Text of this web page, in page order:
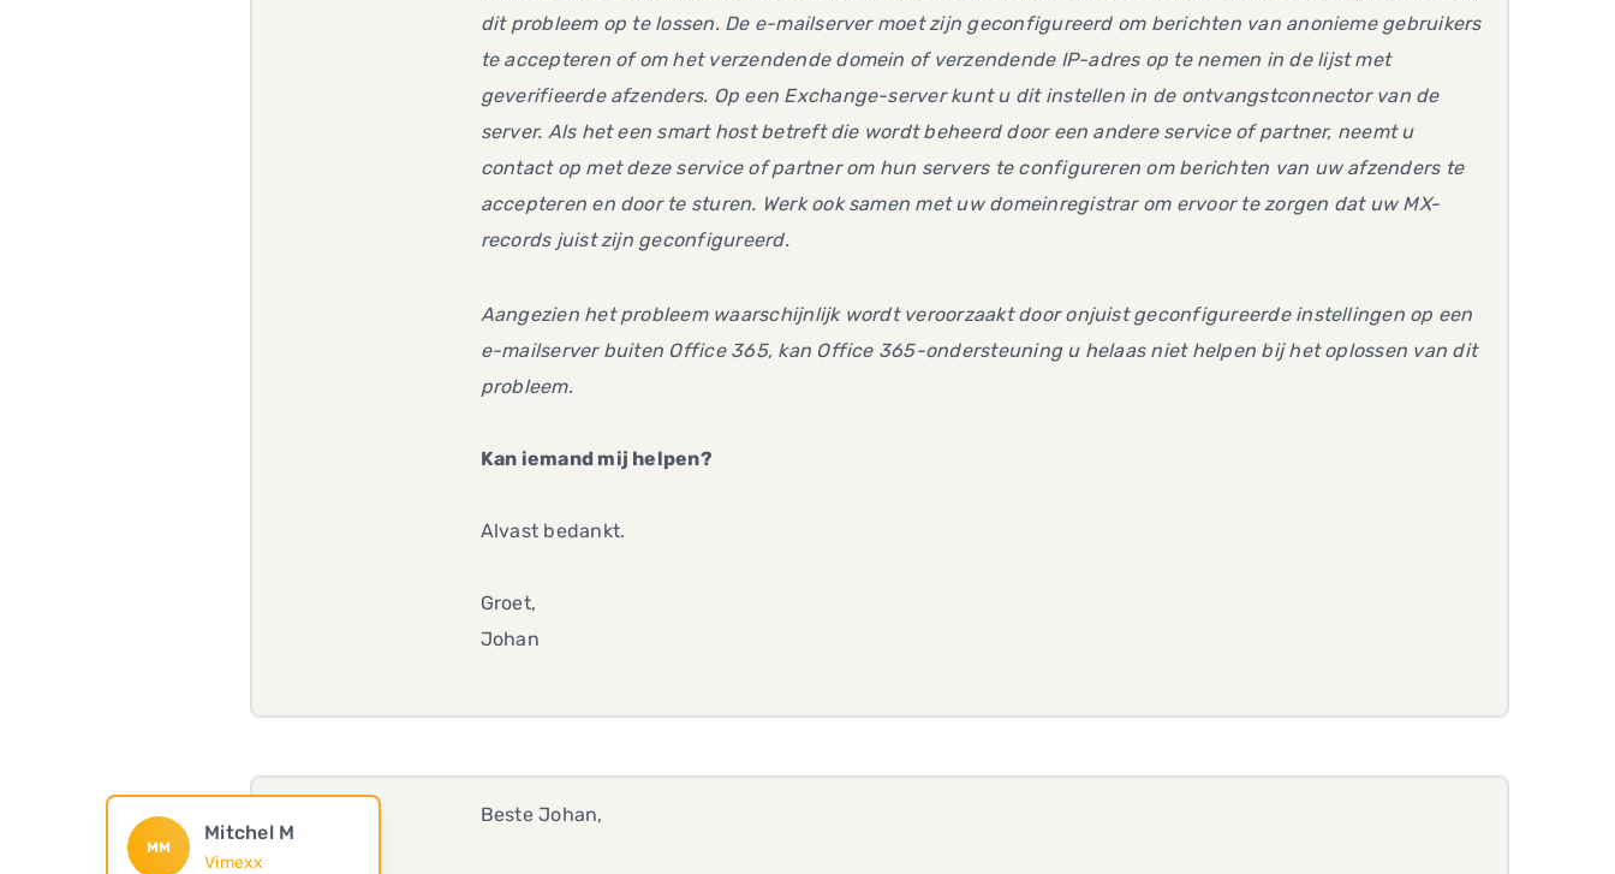
dit probleem op te lossen. De e-mailserver moet zijn geconfigureerd om berichten van anonieme gebruikers
te accepteren of om het verzendende domein of verzendende IP-adres op te nemen in de lijst met
geverifieerde afzenders. Op een Exchange-server kunt u dit instellen in de ontvangstconnector van de
server. Als het een smart host betreft die wordt beheerd door een andere service of partner, neemt u
contact op met deze service of partner om hun servers te configureren om berichten van uw afzenders te
accepteren en door te sturen. Werk ook samen met uw domeinregistrar om ervoor te zorgen dat uw MX-
records juist zijn geconfigureerd.
Aangezien het probleem waarschijnlijk wordt veroorzaakt door onjuist geconfigureerde instellingen op een
e-mailserver buiten Office 365, kan Office 365-ondersteuning u helaas niet helpen bij het oplossen van dit
probleem.
Kan iemand mij helpen?
Alvast bedankt.
Groet,
Johan
MM
Mitchel M
Vimexx
Beste Johan,